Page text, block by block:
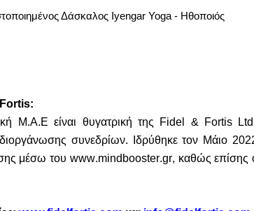
Δάσκαλος yengar Yoga - Ηθοποιός
Fortis:
Μ.Α.Ε είναι θυγατρική της Fidel & Fortis Ltd
διοργάνωσης συνεδρίων. Ιδρύθηκε τον Μάιο
μέσω του www.mindbooster.gr, καθώς επίσης